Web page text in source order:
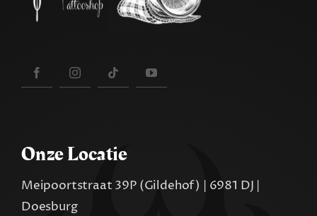
Onze Locatie
Meipoortstraat 39P (Gildehof) | 6981 DJ |
Doesburg